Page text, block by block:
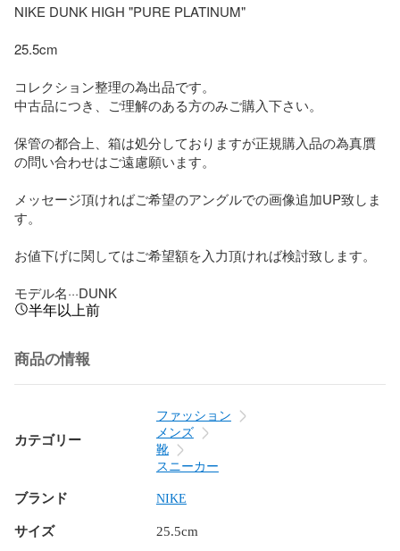
NIKE DUNK HIGH "PURE PLATINUM"
25.5cm
コレクション整理の為出品です。
中古品につき、ご理解のある方のみご購入下さい。
保管の都合上、箱は処分しておりますが正規購入品の為真贋
の問い合わせはご遠慮願います。
メッセージ頂ければご希望のアングルでの画像追加UP致しま
す。
お値下げに関してはご希望額を入力頂ければ検討致します。
モデル名···DUNK
半年以上前
商品の情報
カテゴリー
ファッション
メンズ
靴
スニーカー
ブランド NIKE
サイズ 25.5cm